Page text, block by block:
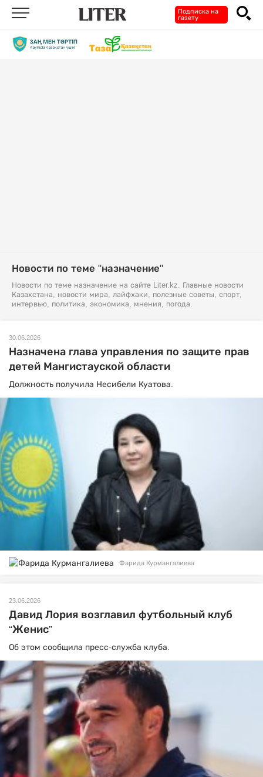
Подписка на
газету
Новости по теме "назначение"
Новости по теме назначение на сайте Liter.kz. Главные новости
Казахстана, новости мира, лайфхаки, полезные советы, спорт,
интервью, политика, экономика, мнения, погода.
30.06.2026
Назначена глава управления по защите прав
детей Мангистауской области
Должность получила Несибели Куатова.
Фарида Курмангалиева
23.06.2026
Давид Лория возглавил футбольный клуб
“Женис”
Об этом сообщила пресс-служба клуба.